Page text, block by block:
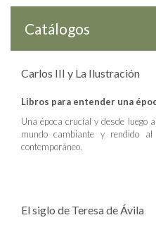
Catálogos
Carlos III y La Ilustración
Libros para entender una
Una época crucial y desde luego
mundo cambiante y rendido
contemporáneo.
El siglo de Teresa de Ávila